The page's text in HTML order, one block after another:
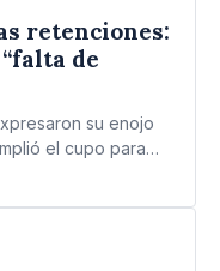
retenciones:
de
su enojo
el cupo para